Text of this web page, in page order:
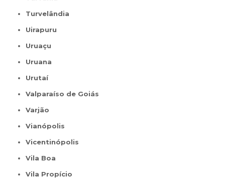
Turvelândia
Uirapuru
Uruaçu
Uruana
Urutaí
Valparaíso de Goiás
Varjão
Vianópolis
Vicentinópolis
Vila Boa
Vila Propício